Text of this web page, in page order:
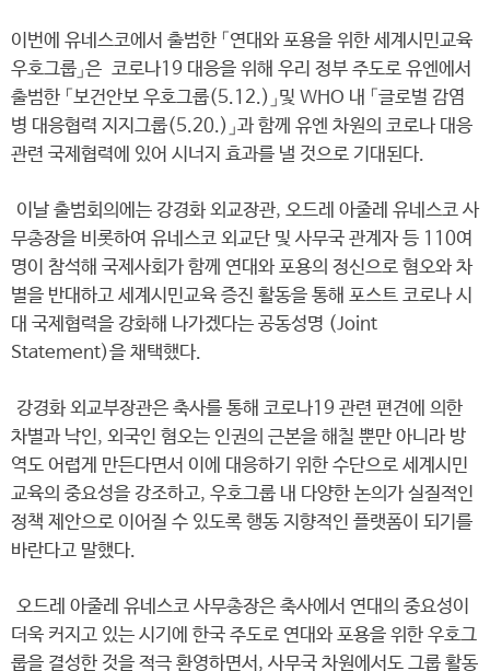
이번에 유네스코에서 출범한 「연대와 포용을 위한 세계시민교육
우호그룹」은 코로나19 대응을 위해 우리 정부 주도로 유엔에서
출범한 「보건안보 우호그룹(5.12.)」및 WHO 내 「글로벌 감염
병 대응협력 지지그룹(5.20.)」과 함께 유엔 차원의 코로나 대응
관련 국제협력에 있어 시너지 효과를 낼 것으로 기대된다.
이날 출범회의에는 강경화 외교장관, 오드레 아줄레 유네스코 사
무총장을 비롯하여 유네스코 외교단 및 사무국 관계자 등 110여
명이 참석해 국제사회가 함께 연대와 포용의 정신으로 혐오와 차
별을 반대하고 세계시민교육 증진 활동을 통해 포스트 코로나 시
대 국제협력을 강화해 나가겠다는 공동성명 (Joint
Statement)을 채택했다.
강경화 외교부장관은 축사를 통해 코로나19 관련 편견에 의한
차별과 낙인, 외국인 혐오는 인권의 근본을 해칠 뿐만 아니라 방
역도 어렵게 만든다면서 이에 대응하기 위한 수단으로 세계시민
교육의 중요성을 강조하고, 우호그룹 내 다양한 논의가 실질적인
정책 제안으로 이어질 수 있도록 행동 지향적인 플랫폼이 되기를
바란다고 말했다.
오드레 아줄레 유네스코 사무총장은 축사에서 연대의 중요성이
더욱 커지고 있는 시기에 한국 주도로 연대와 포용을 위한 우호그
룹을 결성한 것을 적극 환영하면서, 사무국 차원에서도 그룹 활동